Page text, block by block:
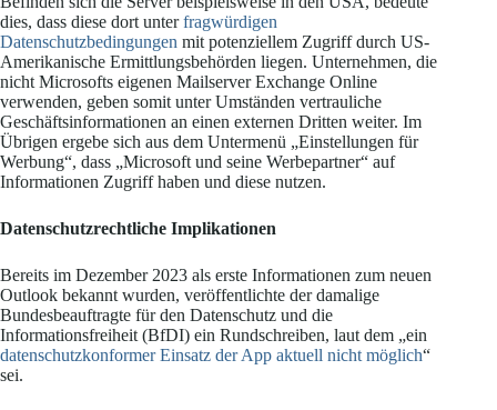
dies, dass diese dort unterfragwürdigen
Datenschutzbedingungen mit potenziellem Zugriff durch US-
Amerikanische Ermittlungsbehörden liegen. Unternehmen, die
nicht Microsofts eigenen Mailserver Exchange Online
verwenden, geben somit unter Umständen vertrauliche
Geschäftsinformationen an einen externen Dritten weiter. Im
Übrigen ergebe sich aus dem Untermenü „Einstellungen für
Werbung“, dass „Microsoft und seine Werbepartner“ auf
Informationen Zugriff haben und diese nutzen.
Datenschutzrechtliche Implikationen
Bereits im Dezember 2023 als erste Informationen zum neuen
Outlook bekannt wurden, veröffentlichte der damalige
Bundesbeauftragte für den Datenschutz und die
Informationsfreiheit (BfDI) ein Rundschreiben, laut dem „ein
datenschutzkonformer Einsatz der App aktuell nicht möglich“
sei.